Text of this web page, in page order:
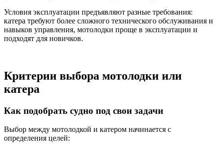
Условия эксплуатации предъявляют разные требования:
катера требуют более сложного технического обслуживания и
навыков управления, мотолодки проще в эксплуатации и
подходят для новичков.
Критерии выбора мотолодки или
катера
Как подобрать судно под свои задачи
Выбор между мотолодкой и катером начинается с
определения целей: